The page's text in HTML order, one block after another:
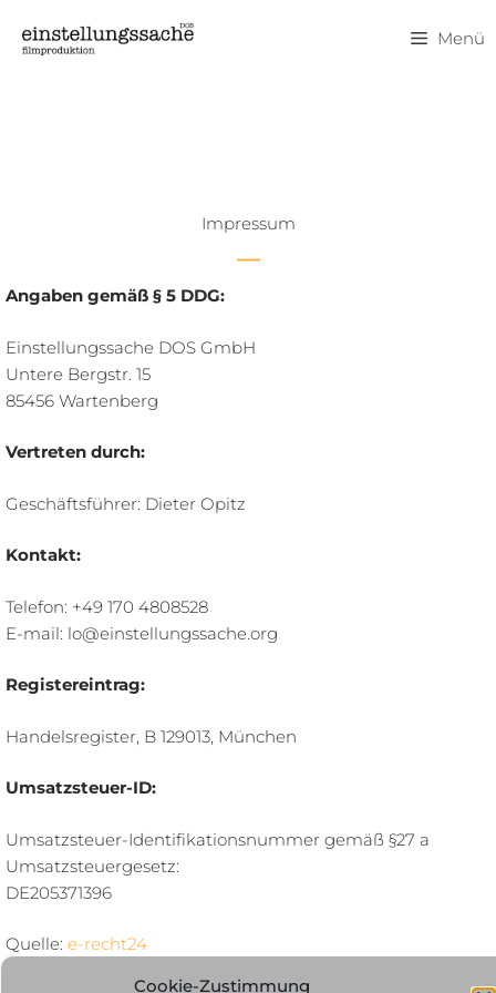
Cookie-Zustimmung
Inhalt
Menü
Impressum
Angaben gemäß § 5 DDG:
Einstellungssache DOS GmbH
Untere Bergstr. 15
85456 Wartenberg
Vertreten durch:
Geschäftsführer: Dieter Opitz
Kontakt:
Telefon: +49 170 4808528
E-mail: lo@einstellungssache.org
Registereintrag:
Handelsregister, B 129013, München
Umsatzsteuer-ID:
Umsatzsteuer-Identifikationsnummer gemäß §27 a
Umsatzsteuergesetz:
DE205371396
Quelle: e-recht24